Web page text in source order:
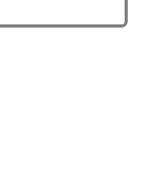
、当社はお客様ご本人を